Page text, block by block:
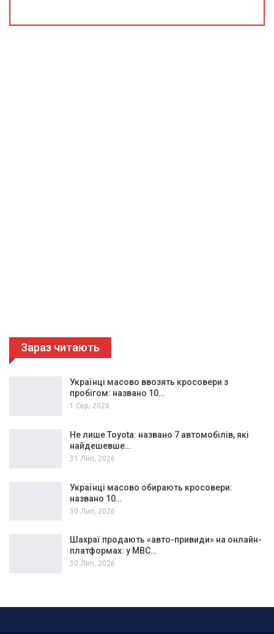
Зараз читають
Українці масово ввозять кросовери з
пробігом: названо 10…
1 Сер, 2026
Не лише Toyota: названо 7 автомобілів, які
найдешевше…
31 Лип, 2026
Українці масово обирають кросовери:
названо 10…
30 Лип, 2026
Шахраї продають «авто-привиди» на онлайн-
платформах: у МВС…
30 Лип, 2026